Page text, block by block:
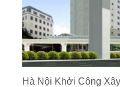
Hà Nội Khởi Công